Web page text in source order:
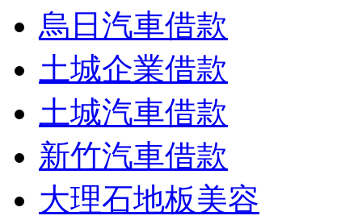
烏日汽車借款
土城企業借款
土城汽車借款
新竹汽車借款
大理石地板美容